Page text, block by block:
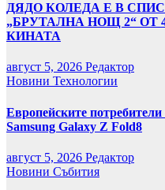
ДЯДО КОЛЕДА Е В
„БРУТАЛНА НОЩ 2“ ОТ
КИНАТА
август 5, 2026 Редактор
Новини Технологии
Европейските
Samsung Galaxy Z Fold8
август 5, 2026 Редактор
Новини Събития